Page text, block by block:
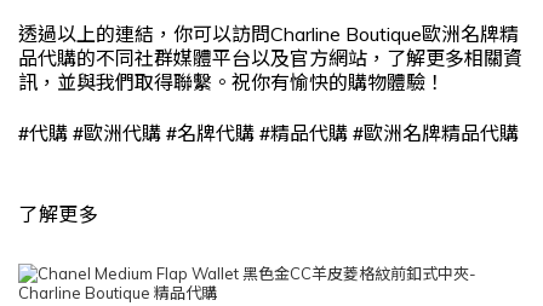
透過以上的連結，你可以訪問Charline Boutique歐洲名牌精
品代購的不同社群媒體平台以及官方網站，了解更多相關資
訊，並與我們取得聯繫。祝你有愉快的購物體驗！
#代購 #歐洲代購 #名牌代購 #精品代購 #歐洲名牌精品代購
了解更多